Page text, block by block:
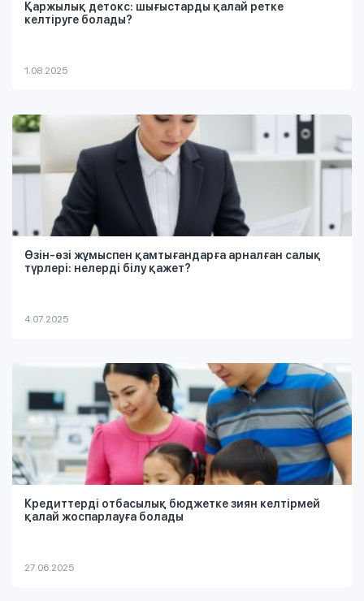
Қаржылық детокс: шығыcтарды қалай ретке
келтіруге болады?
1.08.2025
Өзін-өзі жұмыспен қамтығандарға арналған салық
түрлері: нелерді білу қажет?
4.07.2025
Кредиттерді отбасылық бюджетке зиян келтірмей
қалай жоспарлауға болады
27.06.2025